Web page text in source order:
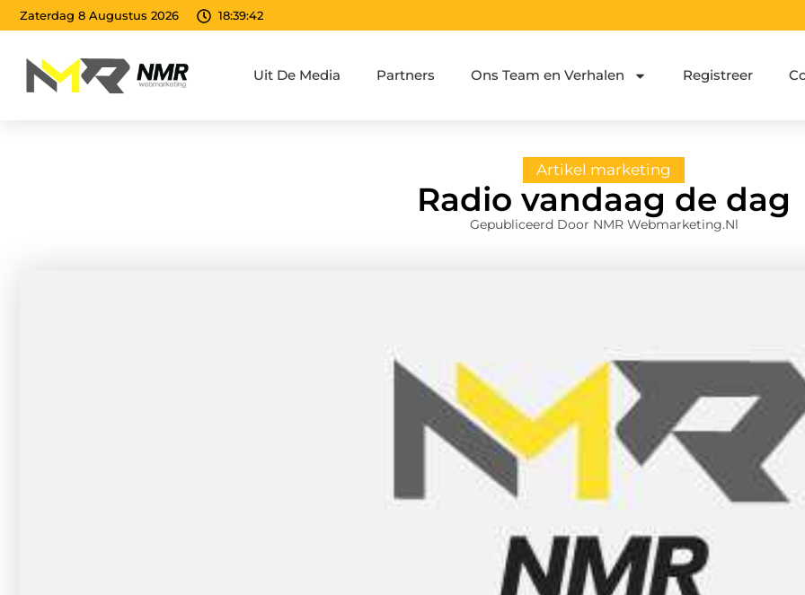
Zaterdag 8 Augustus 2026 18:39:43
Uit De Media Partners Ons Team en Verhalen Registreer
Artikel marketing
Radio vandaag de dag
Gepubliceerd Door NMR Webmarketing.nl